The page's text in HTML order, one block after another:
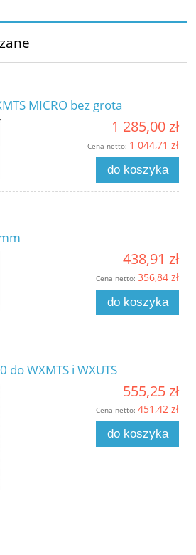
MICRO bez grota
1 285,00 zł
Cena netto: 1 044,71 zł
do koszyka
438,91 zł
Cena netto: 356,84 zł
do koszyka
do WXMTS i WXUTS
555,25 zł
Cena netto: 451,42 zł
do koszyka